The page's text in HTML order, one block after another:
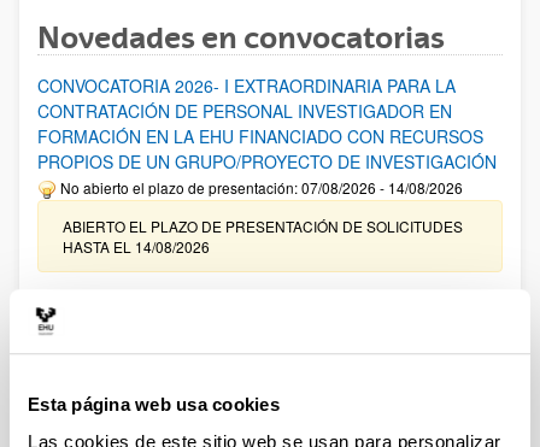
Esta página web usa cookies
Las cookies de este sitio web se usan para personalizar
Novedades en convocatorias
CONVOCATORIA 2026- I EXTRAORDINARIA PARA LA
CONTRATACIÓN DE PERSONAL INVESTIGADOR EN
FORMACIÓN EN LA EHU FINANCIADO CON RECURSOS
PROPIOS DE UN GRUPO/PROYECTO DE INVESTIGACIÓN
No abierto el plazo de presentación: 07/08/2026 - 14/08/2026
ABIERTO EL PLAZO DE PRESENTACIÓN DE SOLICITUDES
HASTA EL 14/08/2026
Ayudas para financiación de la adquisición y renovación de
infraestructura científica y fondos bibliográficos en la
UPV/EHU 2026
25/03/2026: Corrección de errores del listado provisional de
solicitudes admitidas y excluidas. 23/03/2026: Relación